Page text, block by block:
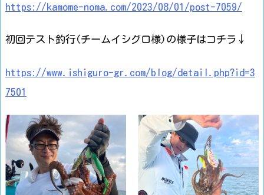
https://kamome-noma.com/2023/08/01/post-7059/
初回テスト釣行(チームイシグロ様)の様子はコチラ↓
https://www.ishiguro-gr.com/blog/detail.php?id=3
7501